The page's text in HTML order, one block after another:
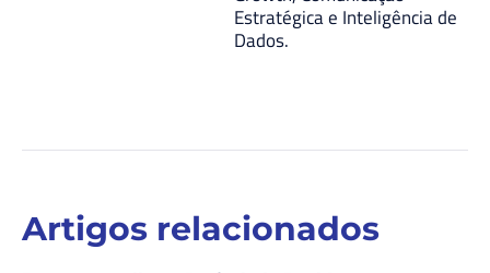
Estratégica e Inteligência de
Dados.
Artigos relacionados